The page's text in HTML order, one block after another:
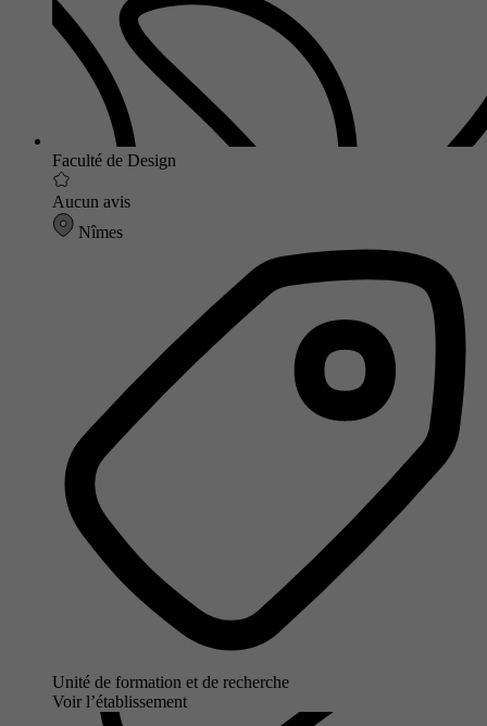
Faculté de Design
Aucun avis
Nîmes
Unité de formation et de recherche
Voir l’établissement